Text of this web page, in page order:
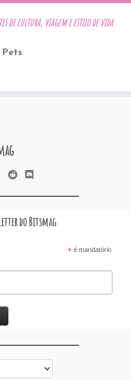
de cultura, viagem e estilo de vida
Pets
do Bitsmag
*é mandatório